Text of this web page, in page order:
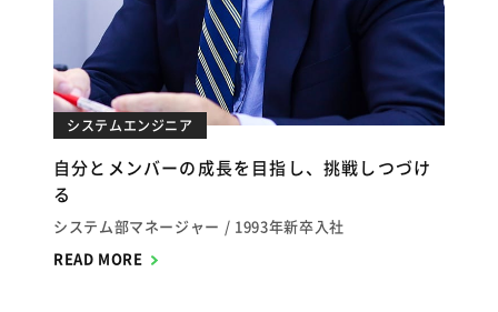
システムエンジニア
自分とメンバーの成長を目指し、挑戦しつづけ
る
システム部マネージャー 1993年新卒入社
READ MORE